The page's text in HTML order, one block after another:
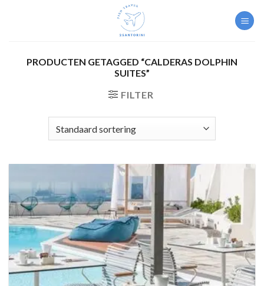
PRODUCTEN GETAGGED “CALDERAS DOLPHIN
SUITES”
FILTER